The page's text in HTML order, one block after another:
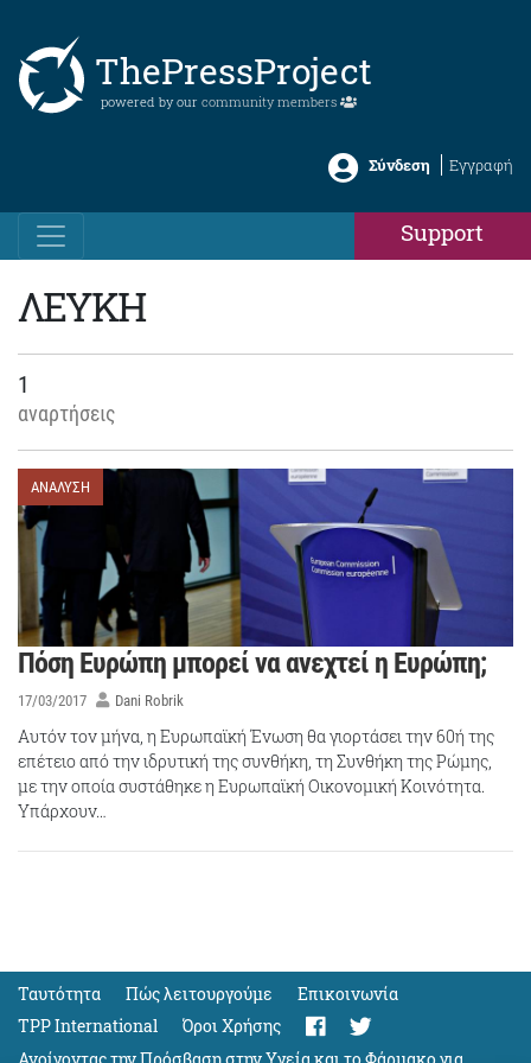
ThePressProject
powered by our community members
Σύνδεση Εγγραφή
Support
ΛΕΥΚΗ
1
αναρτήσεις
ΑΝΑΛΥΣΗ
Πόση Ευρώπη μπορεί να ανεχτεί η Ευρώπη;
17/03/2017 Dani Robrik
Αυτόν τον μήνα, η Ευρωπαϊκή Ένωση θα γιορτάσει την 60ή της
επέτειο από την ιδρυτική της συνθήκη, τη Συνθήκη της Ρώμης,
με την οποία συστάθηκε η Ευρωπαϊκή Οικονομική Κοινότητα.
Υπάρχουν…
Ταυτότητα Πώς λειτουργούμε
Eπικοινωνία
TPP International
Όροι Χρήσης